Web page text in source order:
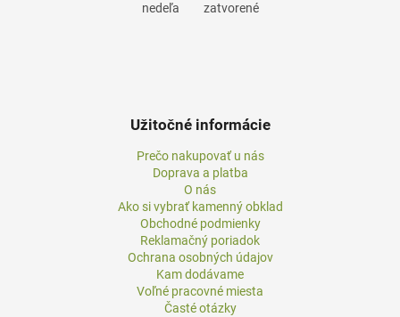
nedeľa zatvorené
Užitočné informácie
Prečo nakupovať u nás
Doprava a platba
O nás
Ako si vybrať kamenný obklad
Obchodné podmienky
Reklamačný poriadok
Ochrana osobných údajov
Kam dodávame
Voľné pracovné miesta
Časté otázky